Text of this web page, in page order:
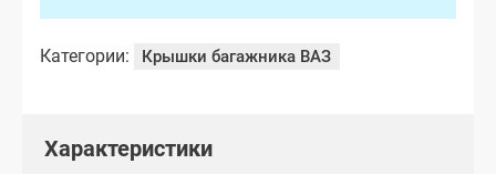
Категории: Крышки багажника ВАЗ
Характеристики